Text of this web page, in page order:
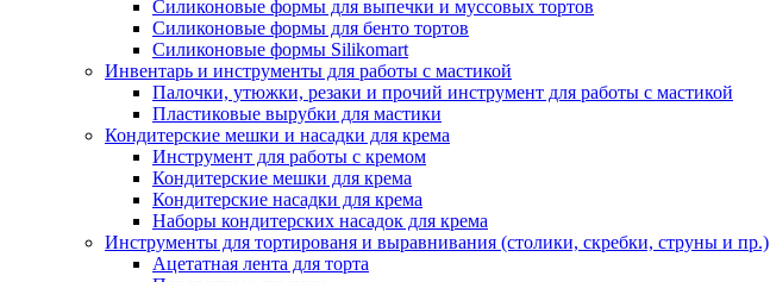
Силиконовые формы для выпечки и муссовых тортов
Силиконовые формы для бенто тортов
Силиконовые формы Silikomart
Инвентарь и инструменты для работы с мастикой
Палочки, утюжки, резаки и прочий инструмент для работы с мастикой
Пластиковые вырубки для мастики
Кондитерские мешки и насадки для крема
Инструмент для работы с кремом
Кондитерские мешки для крема
Кондитерские насадки для крема
Наборы кондитерских насадок для крема
Инструменты для тортированя и выравнивания (столики, скребки, струны и пр.)
Ацетатная лента для торта